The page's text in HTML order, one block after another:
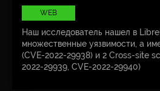
WEB
Наш исследователь нашел в
множественные уязвимости, а
(CVE-2022-29938) и 2 Cross-site
2022-29939, CVE-2022-29940)